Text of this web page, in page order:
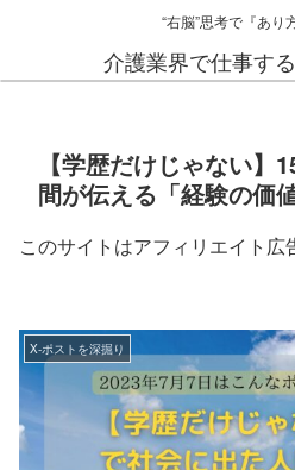
“右脳”思考で『あり
介護業界で仕事す
【学歴だけじゃない】
間が伝える「経験の価値
このサイトはアフィリエイト広
X-ポストを深掘り